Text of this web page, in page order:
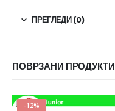
ПРЕГЛЕДИ (0)
ПОВРЗАНИ ПРОДУКТИ
-12%